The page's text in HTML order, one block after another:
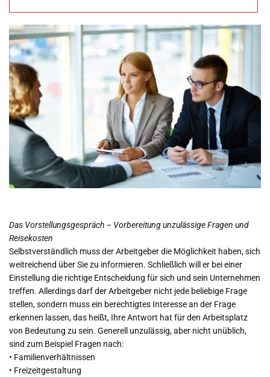
und Reisekosten
Das Vorstellungsgespräch – Vorbereitung unzulässige Fragen und
Reisekosten
Selbstverständlich muss der Arbeitgeber die Möglichkeit haben, sich
weitreichend über Sie zu informieren. Schließlich will er bei einer
Einstellung die richtige Entscheidung für sich und sein Unternehmen
treffen. Allerdings darf der Arbeitgeber nicht jede beliebige Frage
stellen, sondern muss ein berechtigtes Interesse an der Frage
erkennen lassen, das heißt, Ihre Antwort hat für den Arbeitsplatz
von Bedeutung zu sein. Generell unzulässig, aber nicht unüblich,
sind zum Beispiel Fragen nach:
• Familienverhältnissen
• Freizeitgestaltung